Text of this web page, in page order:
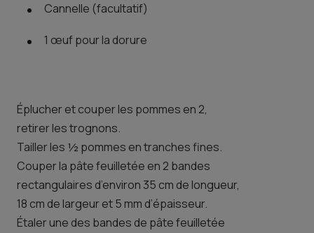
Cannelle (facultatif)
1 œuf pour la dorure
Éplucher et couper les pommes en 2,
retirer les trognons.
Tailler les ½ pommes en tranches fines.
Couper la pâte feuilletée en 2 bandes
rectangulaires d’environ 35 cm de longueur,
18 cm de largeur et 5 mm d’épaisseur.
Étaler une des bandes de pâte feuilletée